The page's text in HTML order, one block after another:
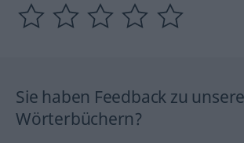
Sie haben Feedback zu
Wörterbüchern?